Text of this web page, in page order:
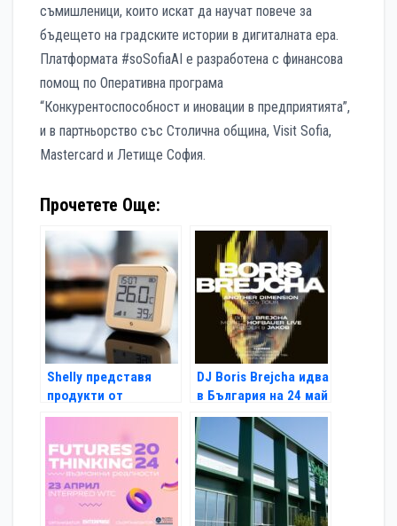
съмишленици, които искат да научат повече за
бъдещето на градските истории в дигиталната ера.
Платформата #soSofiaAI е разработена с финансова
помощ по Оперативна програма
“Конкурентоспособност и иновации в предприятията”,
и в партньорство със Столична община, Visit Sofia,
Mastercard и Летище София.
Прочетете Още:
Shelly представя
продукти от
следващо поколение
DJ Boris Brejcha идва
в България на 24 май